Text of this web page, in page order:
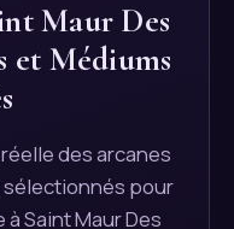
Maur Des
et Médiums
des arcanes
sélectionnés pour
Saint Maur Des